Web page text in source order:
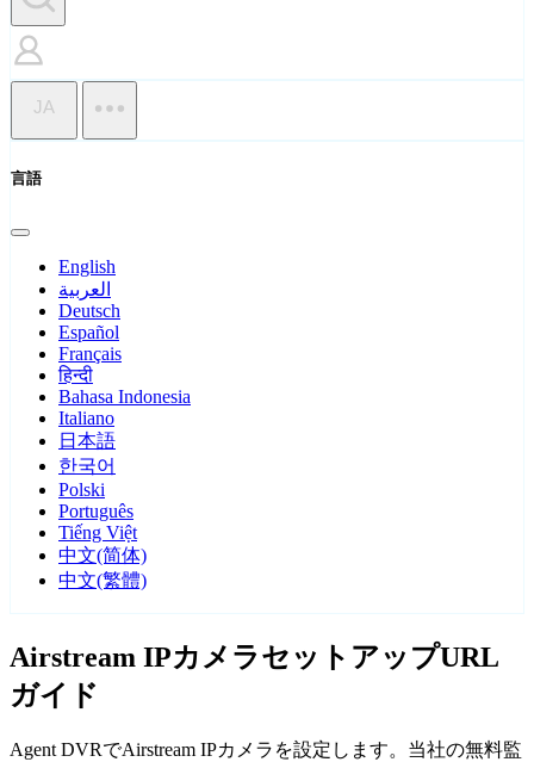
JA
言語
English
العربية
Deutsch
Español
Français
हिन्दी
Bahasa Indonesia
Italiano
日本語
한국어
Polski
Português
Tiếng Việt
中文(简体)
中文(繁體)
Airstream IPカメラセットアップURL
ガイド
Agent DVRでAirstream IPカメラを設定します。当社の無料監